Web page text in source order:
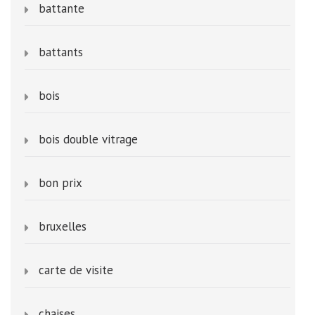
battante
battants
bois
bois double vitrage
bon prix
bruxelles
carte de visite